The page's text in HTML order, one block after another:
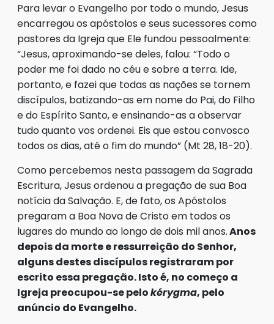
Para levar o Evangelho por todo o mundo, Jesus
encarregou os apóstolos e seus sucessores como
pastores da Igreja que Ele fundou pessoalmente:
“Jesus, aproximando-se deles, falou: “Todo o
poder me foi dado no céu e sobre a terra. Ide,
portanto, e fazei que todas as nações se tornem
discípulos, batizando-as em nome do Pai, do Filho
e do Espírito Santo, e ensinando-as a observar
tudo quanto vos ordenei. Eis que estou convosco
todos os dias, até o fim do mundo” (Mt 28, 18-20).
Como percebemos nesta passagem da Sagrada
Escritura, Jesus ordenou a pregação de sua Boa
notícia da Salvação. E, de fato, os Apóstolos
pregaram a Boa Nova de Cristo em todos os
lugares do mundo ao longo de dois mil anos.Anos
depois da morte e ressurreição do Senhor,
alguns destes discípulos registraram por
escrito essa pregação. Isto é, no começo a
Igreja preocupou-se pelokérygma, pelo
anúncio do Evangelho.